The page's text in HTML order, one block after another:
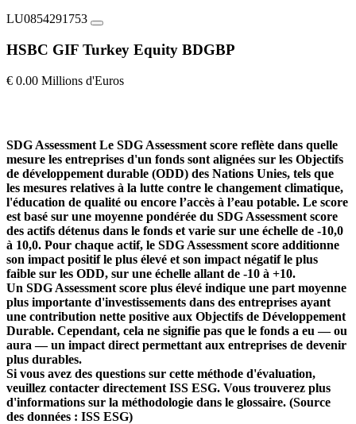
LU0854291753
HSBC GIF Turkey Equity BDGBP
€ 0.00 Millions d'Euros
SDG Assessment Le SDG Assessment score reflète dans quelle
mesure les entreprises d'un fonds sont alignées sur les Objectifs
de développement durable (ODD) des Nations Unies, tels que
les mesures relatives à la lutte contre le changement climatique,
l'éducation de qualité ou encore l’accès à l’eau potable. Le score
est basé sur une moyenne pondérée du SDG Assessment score
des actifs détenus dans le fonds et varie sur une échelle de -10,0
à 10,0. Pour chaque actif, le SDG Assessment score additionne
son impact positif le plus élevé et son impact négatif le plus
faible sur les ODD, sur une échelle allant de -10 à +10.
Un SDG Assessment score plus élevé indique une part moyenne
plus importante d'investissements dans des entreprises ayant
une contribution nette positive aux Objectifs de Développement
Durable. Cependant, cela ne signifie pas que le fonds a eu — ou
aura — un impact direct permettant aux entreprises de devenir
plus durables.
Si vous avez des questions sur cette méthode d'évaluation,
veuillez contacter directement ISS ESG. Vous trouverez plus
d'informations sur la méthodologie dans le glossaire. (Source
des données : ISS ESG)